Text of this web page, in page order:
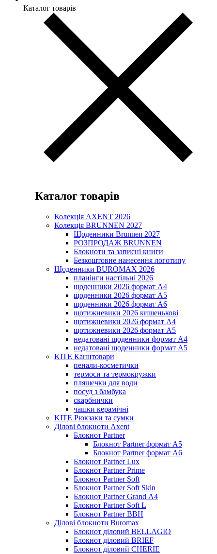
Каталог товарів
Каталог товарів
Колекція AXENT 2026
Колекція BRUNNEN 2027
Щоденники Brunnen 2027
РОЗПРОДАЖ BRUNNEN
Блокноти та записні книги
Безкоштовне нанесення логотипу
Щоденники BUROMAX 2026
планінги настільні 2026
щоденники 2026 формат А4
щоденники 2026 формат А5
щоденники 2026 формат А6
щотижневики 2026 кишенькові
щотижневики 2026 формат А4
щотижневики 2026 формат А5
недатовані щоденники формат А4
недатовані щоденники формат А5
KITE Канцтовари
пенали-косметички
термоси та термокружки
пляшечки для води
посуд з бамбука
скарбнички
чашки керамічні
KITE Рюкзаки та сумки
Ділові блокноти Axent
Блокнот Partner
Блокнот Partner формат А5
Блокнот Partner формат А6
Блокнот Partner Lux
Блокнот Partner Prime
Блокнот Partner Soft
Блокнот Partner Soft Skin
Блокнот Partner Grand А4
Блокнот Partner Soft L
Блокнот Partner BBH
Ділові блокноти Buromax
Блокнот діловий BELLAGIO
Блокнот діловий BRIEF
Блокнот діловий CHERIE